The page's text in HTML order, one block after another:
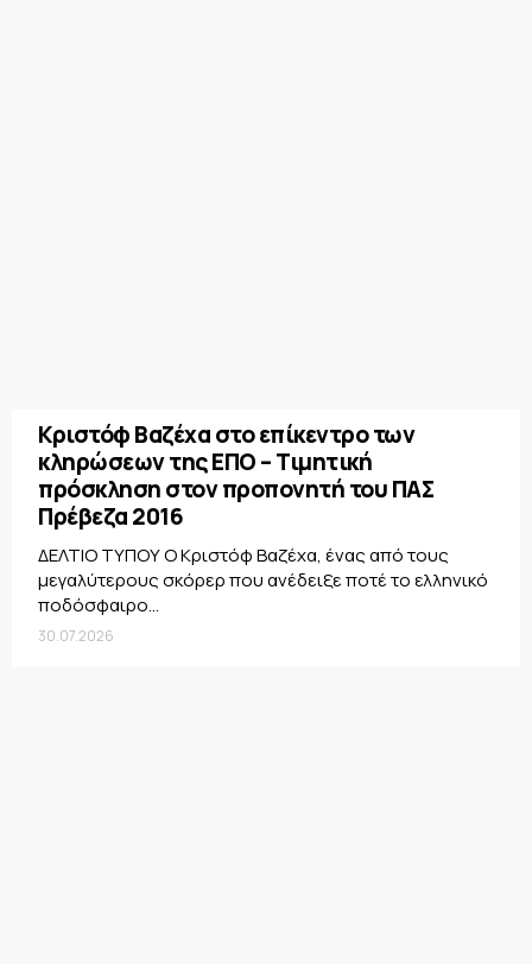
Κριστόφ Βαζέχα στο επίκεντρο των
κληρώσεων της ΕΠΟ – Τιμητική
πρόσκληση στον προπονητή του ΠΑΣ
Πρέβεζα 2016
ΔΕΛΤΙΟ ΤΥΠΟΥ Ο Κριστόφ Βαζέχα, ένας από τους
μεγαλύτερους σκόρερ που ανέδειξε ποτέ το ελληνικό
ποδόσφαιρο...
30.07.2026